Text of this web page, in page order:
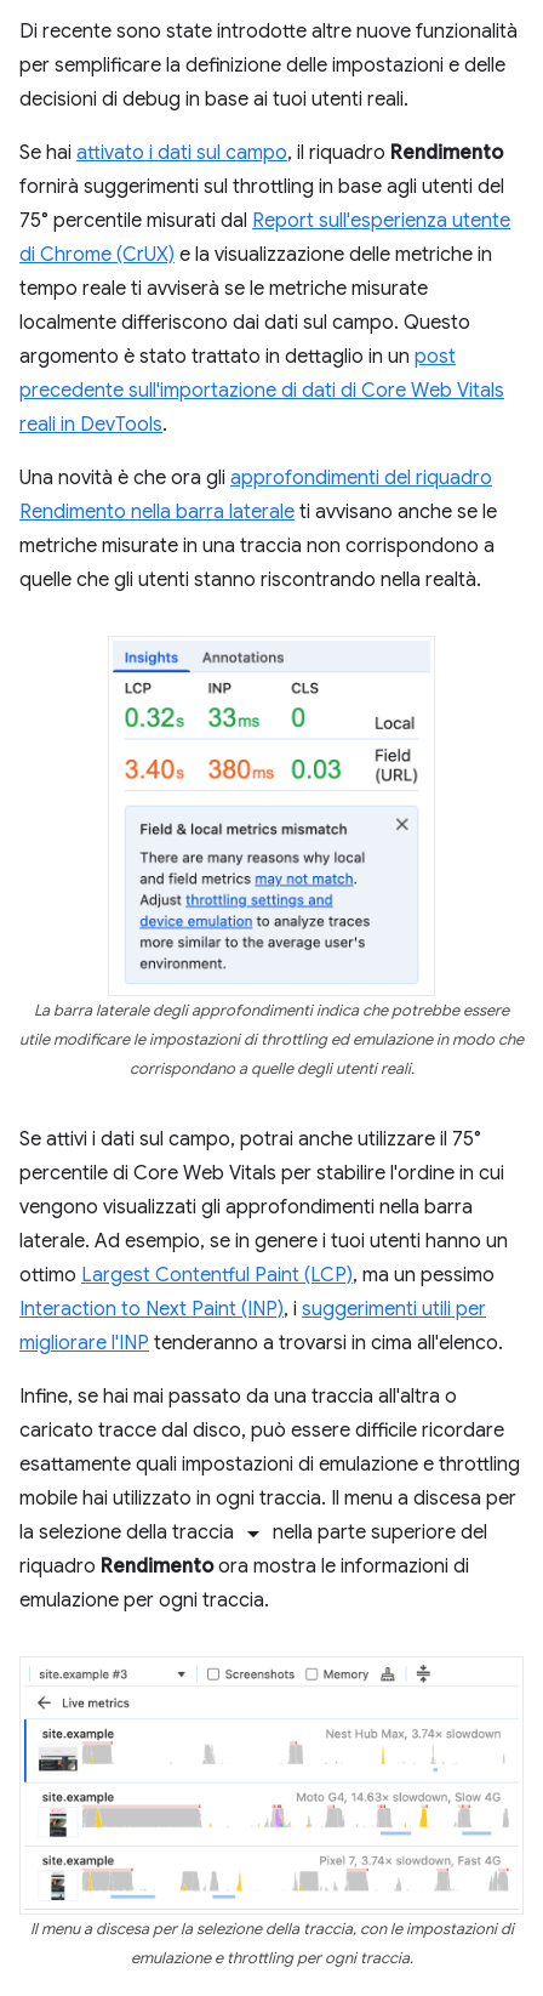
Di recente sono state introdotte altre nuove funzionalità
per semplificare la definizione delle impostazioni e delle
decisioni di debug in base ai tuoi utenti reali.
Se hai attivato i dati sul campo, il riquadro Rendimento
fornirà suggerimenti sul throttling in base agli utenti del
75° percentile misurati dal Report sull'esperienza utente
di Chrome (CrUX) e la visualizzazione delle metriche in
tempo reale ti avviserà se le metriche misurate
localmente differiscono dai dati sul campo. Questo
argomento è stato trattato in dettaglio in un post
precedente sull'importazione di dati di Core Web Vitals
reali in DevTools.
Una novità è che ora gli approfondimenti del riquadro
Rendimento nella barra laterale ti avvisano anche se le
metriche misurate in una traccia non corrispondono a
quelle che gli utenti stanno riscontrando nella realtà.
La barra laterale degli approfondimenti indica che potrebbe essere
utile modificare le impostazioni di throttling ed emulazione in modo che
corrispondano a quelle degli utenti reali.
Se attivi i dati sul campo, potrai anche utilizzare il 75°
percentile di Core Web Vitals per stabilire l'ordine in cui
vengono visualizzati gli approfondimenti nella barra
laterale. Ad esempio, se in genere i tuoi utenti hanno un
ottimo Largest Contentful Paint (LCP), ma un pessimo
Interaction to Next Paint (INP), i suggerimenti utili per
migliorare l'INP tenderanno a trovarsi in cima all'elenco.
Infine, se hai mai passato da una traccia all'altra o
caricato tracce dal disco, può essere difficile ricordare
esattamente quali impostazioni di emulazione e throttling
mobile hai utilizzato in ogni traccia. Il menu a discesa per
la selezione della traccia arrow_drop_down nella parte superiore del
riquadro Rendimentoora mostra le informazioni di
emulazione per ogni traccia.
Il menu a discesa per la selezione della traccia, con le impostazioni di
emulazione e throttling per ogni traccia.